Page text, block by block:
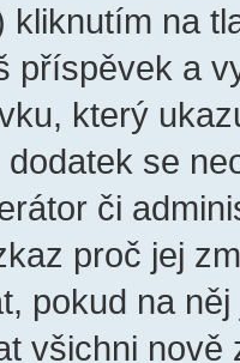
kliknutím na
příspěvek a
který
dodatek se
či
proč jej
pokud na
všichni